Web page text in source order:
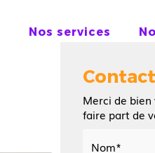
Nos services
Merci de
faire part de